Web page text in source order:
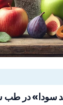
سودا» در طب